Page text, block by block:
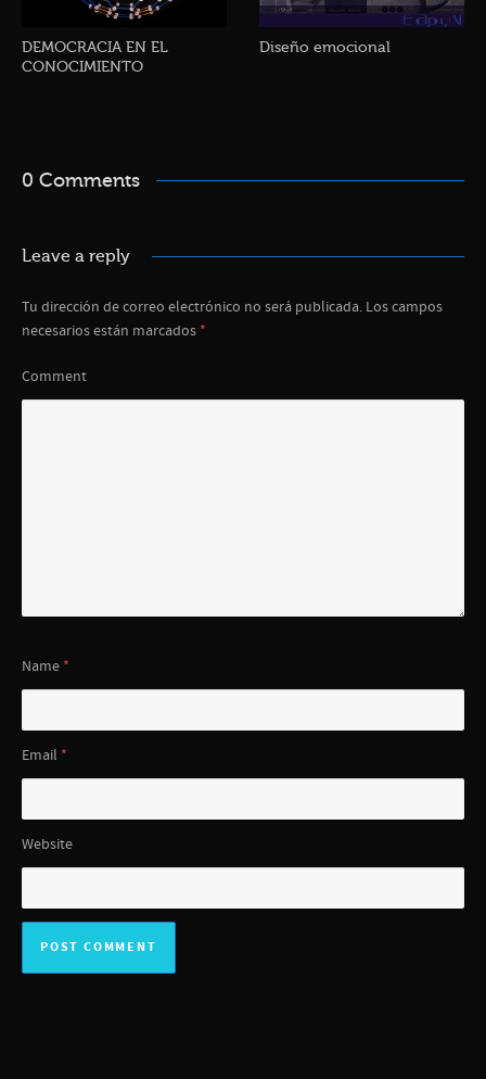
DEMOCRACIA EN EL
CONOCIMIENTO
Diseño emocional
0 Comments
Leave a reply
Tu dirección de correo electrónico no será publicada. Los campos
necesarios están marcados *
Comment
Name *
Email *
Website